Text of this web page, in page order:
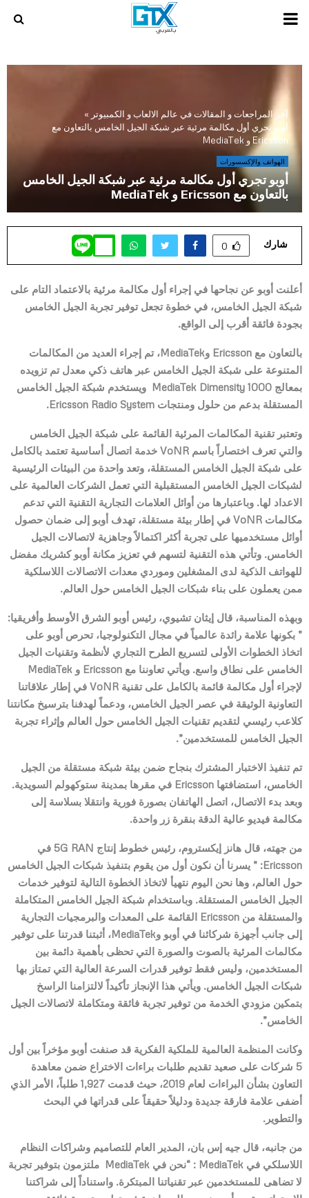
PRIMARY
أخر المراجعات و المقالات في عالم الالعاب و الكمبيوتر »
أوبو تجري أول مكالمة مرئية عبر شبكة الجيل الخامس بالتعاون مع
Ericsson و MediaTek
الهواتف والإكسسورات
أوبو تجري أول مكالمة مرئية عبر شبكة الجيل الخامس
بالتعاون مع Ericsson و MediaTek
شارك 0
أعلنت أوبو عن نجاحها في إجراء أول مكالمة مرئية بالاعتماد التام على
شبكة الجيل الخامس، في خطوة تجعل توفير تجربة الجيل الخامس
بجودة فائقة أقرب إلى الواقع.
بالتعاون مع Ericsson وMediaTek، تم إجراء العديد من المكالمات
المتنوعة على شبكة الجيل الخامس عبر هاتف ذكي معدل تم تزويده
بمعالج MediaTek Dimensity 1000 ويستخدم شبكة الجيل الخامس
المستقلة بدعم من حلول ومنتجات Ericsson Radio System
.
وتعتبر تقنية المكالمات المرئية القائمة على شبكة الجيل الخامس
والتي تعرف اختصاراً باسم VoNR خدمة اتصال أساسية تعتمد بالكامل
على شبكة الجيل الخامس المستقلة، وتعد واحدة من البيئات الرئيسية
لشبكات الجيل الخامس المستقبلية التي تعمل الشركات العالمية على
الاعداد لها. وباعتبارها من أوائل العلامات التجارية التقنية التي تدعم
مكالمات VoNR في إطار بيئة مستقلة، تهدف أوبو إلى ضمان حصول
أوائل مستخدميها على تجربة أكثر اكتمالاً وجاهزية لاتصالات الجيل
الخامس. وتأتي هذه التقنية لتسهم في تعزيز مكانة أوبو كشريك مفضل
للهواتف الذكية لدى المشغلين وموردي معدات الاتصالات اللاسلكية
ممن يعملون على بناء شبكات الجيل الخامس حول العالم.
وبهذه المناسبة، قال إيثان تشيوي، رئيس أوبو الشرق الأوسط وأفريقيا:
” بكونها علامة رائدة عالمياً في مجال التكنولوجيا، تحرص أوبو على
اتخاذ الخطوات الأولى لتسريع الطرح التجاري لأنظمة وتقنيات الجيل
الخامس على نطاق واسع. ويأتي تعاوننا مع Ericsson و MediaTek
لإجراء أول مكالمة قائمة بالكامل على تقنية VoNR في إطار علاقاتنا
التعاونية الوثيقة في عصر الجيل الخامس، ودعماً لهدفنا بترسيخ مكانتنا
كلاعب رئيسي لتقديم تقنيات الجيل الخامس حول العالم وإثراء تجربة
الجيل الخامس للمستخدمين”.
تم تنفيذ الاختبار المشترك بنجاح ضمن بيئة شبكة مستقلة من الجيل
الخامس، استضافتها Ericsson في مقرها بمدينة ستوكهولم السويدية.
وبعد بدء الاتصال، اتصل الهاتفان بصورة فورية وانتقلا بسلاسة إلى
مكالمة فيديو عالية الدقة بنقرة زر واحدة.
من جهته، قال هانز إيكستروم، رئيس خطوط إنتاج 5G RAN في
Ericsson: ” يسرنا أن نكون أول من يقوم بتنفيذ شبكات الجيل الخامس
حول العالم، وها نحن اليوم نتهيأ لاتخاذ الخطوة التالية لتوفير خدمات
الجيل الخامس المستقلة. وباستخدام شبكة الجيل الخامس المتكاملة
والمستقلة من Ericsson القائمة على المعدات والبرمجيات التجارية
إلى جانب أجهزة شركائنا في أوبو وMediaTek، أثبتنا قدرتنا على توفير
مكالمات المرئية بالصوت والصورة التي تحظى بأهمية دائمة بين
المستخدمين، وليس فقط توفير قدرات السرعة العالية التي تمتاز بها
شبكات الجيل الخامس. ويأتي هذا الإنجاز تأكيداً لالتزامنا الراسخ
بتمكين مزودي الخدمة من توفير تجربة فائقة ومتكاملة لاتصالات الجيل
الخامس”.
وكانت المنظمة العالمية للملكية الفكرية قد صنفت أوبو مؤخراً بين أول
5 شركات على صعيد تقديم طلبات براءات الاختراع ضمن معاهدة
التعاون بشأن البراءات لعام 2019، حيث قدمت 1,927 طلباً، الأمر الذي
أضفى علامة فارقة جديدة ودليلاً حقيقاً على قدراتها في البحث
والتطوير.
من جانبه، قال جيه إس بان، المدير العام للتصاميم وشراكات النظام
اللاسلكي في MediaTek : “نحن في MediaTek ملتزمون بتوفير تجربة
لا تضاهى للمستخدمين عبر تقنياتنا المبتكرة. واستناداً إلى شراكتنا